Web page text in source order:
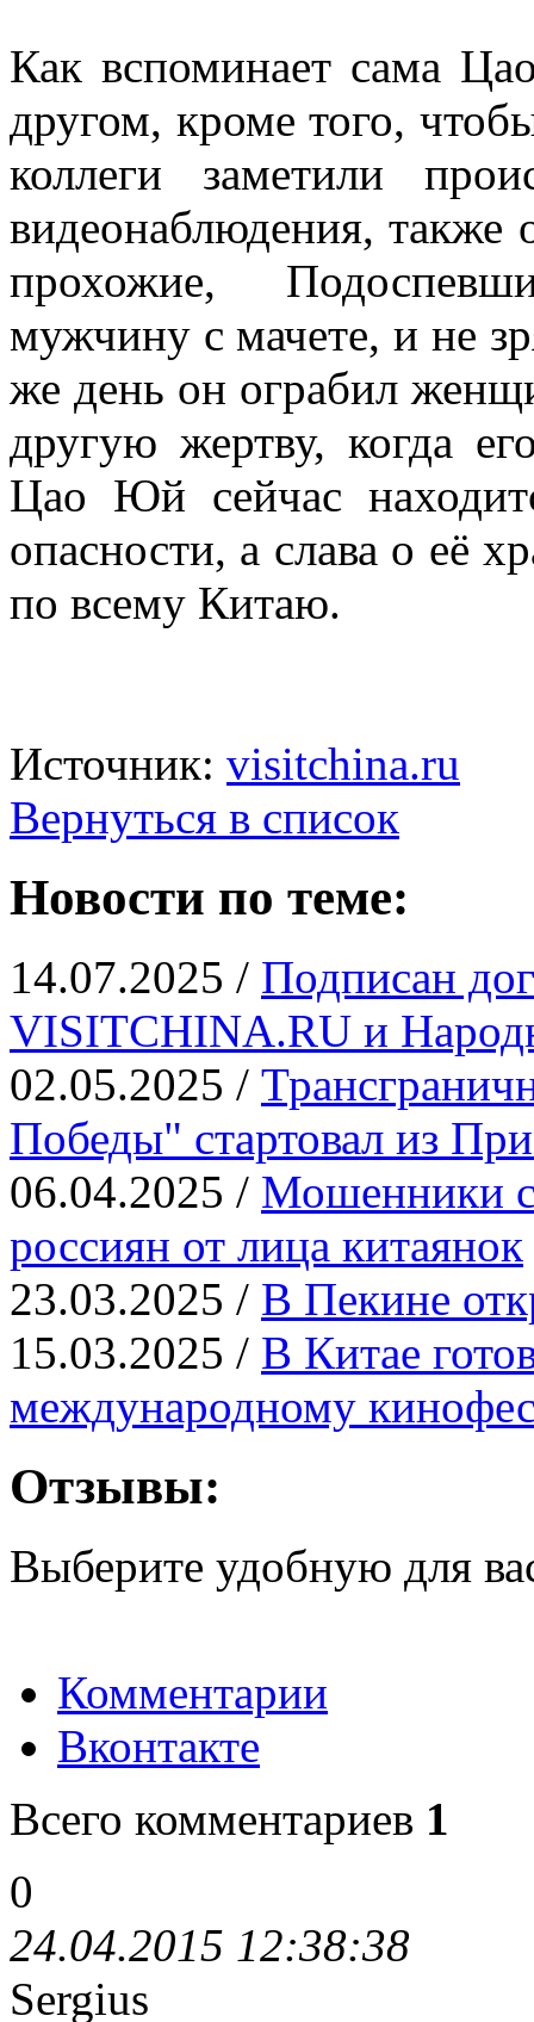
Как вспоминает сама
другом, кроме того,
коллеги заметили
видеонаблюдения,
прохожие,
мужчину с мачете, и не
же день он ограбил
другую жертву, когда
Цао Юй сейчас
опасности, а слава о её
по всему Китаю.
Источник: visitchina.ru
Вернуться в список
Новости по теме:
14.07.2025 / Подписан
VISITCHINA.RU и
02.05.2025 /
Победы" стартовал из
06.04.2025 / Мошенники
россиян от лица китаянок
23.03.2025 / В Пекине
15.03.2025 / В Китае
международному
Отзывы:
Выберите удобную для
Комментарии
Вконтакте
Всего комментариев 1
0
24.04.2015 12:38:38
Sergius